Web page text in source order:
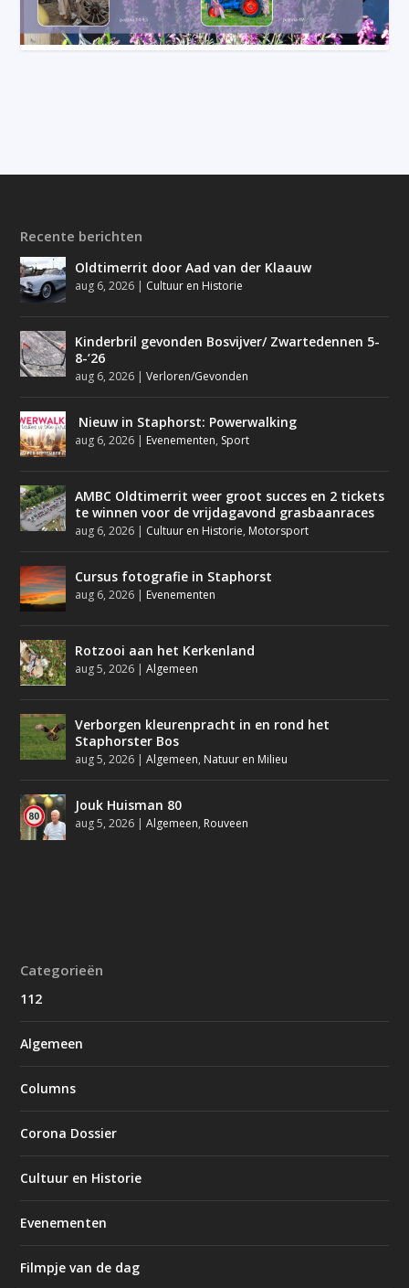
Recente berichten
Oldtimerrit door Aad van der Klaauw
aug 6, 2026 | Cultuur en Historie
Kinderbril gevonden Bosvijver/ Zwartedennen 5-
8-’26
aug 6, 2026 |Verloren/Gevonden
Nieuw in Staphorst: Powerwalking
aug 6, 2026 | Evenementen, Sport
AMBC Oldtimerrit weer groot succes en 2 tickets
te winnen voor de vrijdagavond grasbaanraces
aug 6, 2026 | Cultuur en Historie, Motorsport
Cursus fotografie in Staphorst
aug 6, 2026 | Evenementen
Rotzooi aan het Kerkenland
aug 5, 2026 |Algemeen
Verborgen kleurenpracht in en rond het
Staphorster Bos
aug 5, 2026 |Algemeen, Natuur en Milieu
Jouk Huisman 80
aug 5, 2026 |Algemeen, Rouveen
Categorieën
112
Algemeen
Columns
Corona Dossier
Cultuur en Historie
Evenementen
Filmpje van de dag